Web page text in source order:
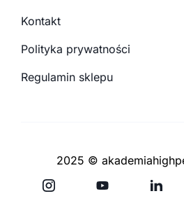
Kontakt
Polityka prywatności
Regulamin sklepu
2025 ©
o